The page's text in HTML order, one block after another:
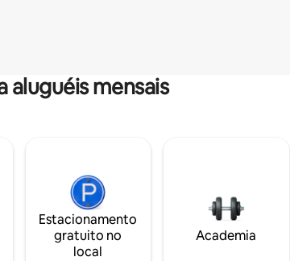
aluguéis mensais
Estacionamento
gratuito no
local
Academia